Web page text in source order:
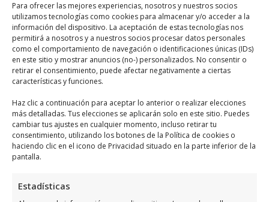
Para ofrecer las mejores experiencias, nosotros y nuestros socios
utilizamos tecnologías como cookies para almacenar y/o acceder a la
información del dispositivo. La aceptación de estas tecnologías nos
permitirá a nosotros y a nuestros socios procesar datos personales
como el comportamiento de navegación o identificaciones únicas (IDs)
en este sitio y mostrar anuncios (no-) personalizados. No consentir o
retirar el consentimiento, puede afectar negativamente a ciertas
características y funciones.
Haz clic a continuación para aceptar lo anterior o realizar elecciones
más detalladas. Tus elecciones se aplicarán solo en este sitio. Puedes
cambiar tus ajustes en cualquier momento, incluso retirar tu
consentimiento, utilizando los botones de la Política de cookies o
haciendo clic en el icono de Privacidad situado en la parte inferior de la
pantalla.
Estadísticas
03189 La Zenia, Alicante, España, utiliza el
siguientemapa para ubicarlos:
Haz clic para aceptar márketing cookies y
habilitar este contenido